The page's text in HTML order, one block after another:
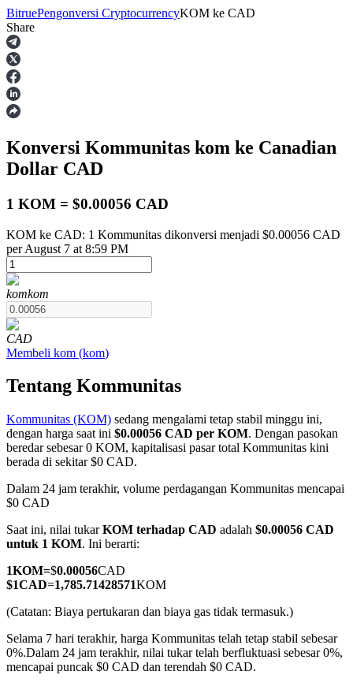
Berjangka
USDT Berjangka
COIN-M Berjangka
Mata Uang Kripto Berjangka
TradFi
Derivatif saham, forex, logam mulia, dan komoditas
BitruePengonversi CryptocurrencyKOM ke CAD
Share
Konversi Kommunitas kom ke Canadian
Dollar CAD
1 KOM = $0.00056 CAD
KOM ke CAD: 1 Kommunitas dikonversi menjadi $0.00056 CAD
per August 7 at 8:59 PM
komkom
CAD
Membeli kom (kom)
Tentang Kommunitas
Kommunitas (KOM) sedang mengalami tetap stabil minggu ini,
dengan harga saat ini $0.00056 CAD per KOM. Dengan pasokan
beredar sebesar 0 KOM, kapitalisasi pasar total Kommunitas kini
berada di sekitar $0 CAD.
Dalam 24 jam terakhir, volume perdagangan Kommunitas mencapai
$0 CAD
Saat ini, nilai tukarKOM terhadap CAD adalah $0.00056 CAD
untuk 1 KOM. Ini berarti:
1KOM=$0.00056CAD
$1CAD=1,785.71428571KOM
(Catatan: Biaya pertukaran dan biaya gas tidak termasuk.)
Selama 7 hari terakhir, harga Kommunitas telah tetap stabil sebesar
0%.Dalam 24 jam terakhir, nilai tukar telah berfluktuasi sebesar 0%,
mencapai puncak $0 CAD dan terendah $0 CAD.